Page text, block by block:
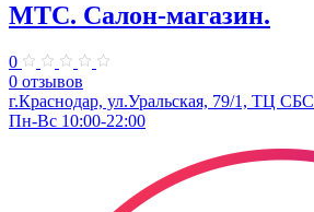
МТС. Салон-магазин.
0
0 отзывов
г.Краснодар, ул.Уральская, 79/1, ТЦ СБС
Пн-Вс 10:00-22:00